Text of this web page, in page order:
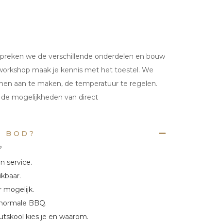
we de verschillende onderdelen en bouw
maak je kennis met het toestel. We
aan te maken, de temperatuur te regelen.
mogelijkheden van direct
BOD?
service.
mogelijk.
BBQ.
kies je en waarom.